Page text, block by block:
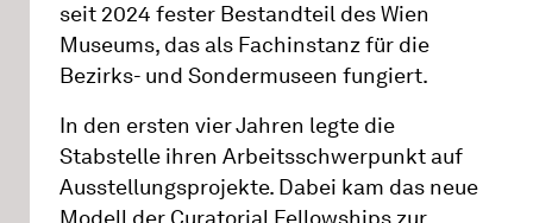
seit 2024 fester Bestandteil des Wien
Museums, das als Fachinstanz für die
Bezirks- und Sondermuseen fungiert.
In den ersten vier Jahren legte die
Stabstelle ihren Arbeitsschwerpunkt auf
Ausstellungsprojekte. Dabei kam das neue